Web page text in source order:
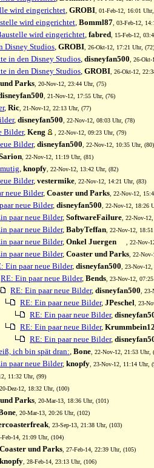
wird eingerichtet, GROBI , 01-Feb-12, 16:01
wird eingerichtet, Bomml87 , 03-Feb-12,
wird eingerichtet, fabred , 15-Feb-12,
Disney Studios, GROBI , 26-Okt-12, 17:21 Uhr, (72)
in den Disney Studios, disneyfan500 , 26-
in den Disney Studios, GROBI , 26-Okt-12,
Parks , 20-Nov-12, 23:44 Uhr, (75)
, 21-Nov-12, 17:55 Uhr, (76)
, Ric , 21-Nov-12, 22:13 Uhr, (77)
, disneyfan500 , 22-Nov-12, 08:03 Uhr, (78)
Bilder, Keng , 22-Nov-12, 09:23 Uhr, (79)
Bilder, disneyfan500 , 22-Nov-12, 10:35 Uhr, (80)
, 22-Nov-12, 11:19 Uhr, (81)
, knopfy , 22-Nov-12, 13:42 Uhr, (82)
Bilder, vestermike , 22-Nov-12, 14:21 Uhr, (83)
neue Bilder, Coaster und Parks , 22-Nov-12,
neue Bilder, disneyfan500 , 22-Nov-12, 18:26
paar neue Bilder, SoftwareFailure , 22-Nov-
paar neue Bilder, BabyTeffan , 22-Nov-12,
paar neue Bilder, Onkel Juergen , 22-Nov-
paar neue Bilder, Coaster und Parks , 22-
Ein paar neue Bilder, disneyfan500 , 23-Nov-
RE: Ein paar neue Bilder, Bends , 23-Nov-12,
RE: Ein paar neue Bilder, disneyfan500 ,
RE: Ein paar neue Bilder, JPeschel , 23-
RE: Ein paar neue Bilder,
RE: Ein paar neue Bilder,
RE: Ein paar neue Bilder,
ich bin spät dran:, Bone , 22-Nov-12, 21:53 Uhr,
paar neue Bilder, knopfy , 23-Nov-12, 11:14 Uhr,
11:32 Uhr, (99)
Dez-12, 18:32 Uhr, (100)
Parks , 20-Mar-13, 18:36 Uhr, (101)
, 20-Mar-13, 20:26 Uhr, (102)
, 23-Sep-13, 21:38 Uhr, (103)
Feb-14, 21:09 Uhr, (104)
Coaster und Parks , 27-Feb-14, 22:39 Uhr, (105)
knopfy , 28-Feb-14, 23:13 Uhr, (106)